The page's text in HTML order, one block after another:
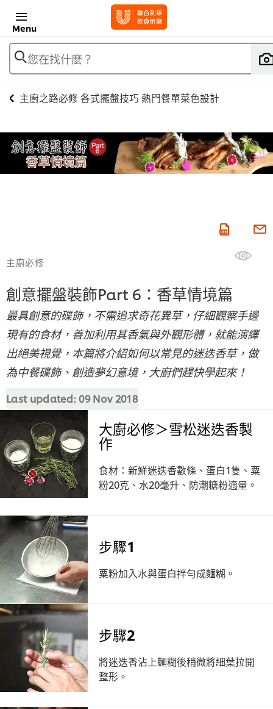
Menu
您在找什麼？
主廚之路必修 各式擺盤技巧 熱門餐單菜色設計
主廚必修
創意擺盤裝飾Part 6：香草情境篇
最具創意的碟飾，不需追求奇花異草，仔細觀察手邊
現有的食材，善加利用其香氣與外觀形體，就能演繹
出絕美視覺，本篇將介紹如何以常見的迷迭香草，做
為中餐碟飾、創造夢幻意境，大廚們趕快學起來！
Last updated:09 Nov 2018
大廚必修＞雪松迷迭香製
作
食材：新鮮迷迭香數條、蛋白1隻、粟
粉20克、水20毫升、防潮糖粉適量。
步驟1
粟粉加入水與蛋白拌勻成麵糊。
步驟2
將迷迭香沾上麵糊後稍微將細葉拉開
整形。